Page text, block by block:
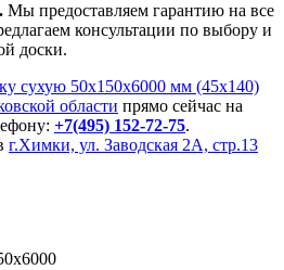
Мы предоставляем гарантию на все
консультации по выбору и
доски.
сухую 50x150x6000 мм (45х140)
области прямо сейчас на
+7(495) 152-72-75.
г.Химки, ул. Заводская 2А, стр.13